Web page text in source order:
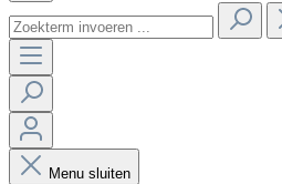
Menu sluiten